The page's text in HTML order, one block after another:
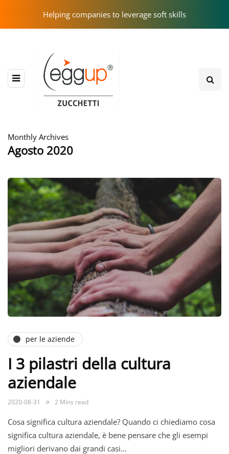
Helping companies to leverage soft skills
Monthly Archives
Agosto 2020
per le aziende
I 3 pilastri della cultura
aziendale
2020-08-31 2 Mins read
Cosa significa cultura aziendale? Quando ci chiediamo cosa
significa cultura aziendale, è bene pensare che gli esempi
migliori derivano dai grandi casi…